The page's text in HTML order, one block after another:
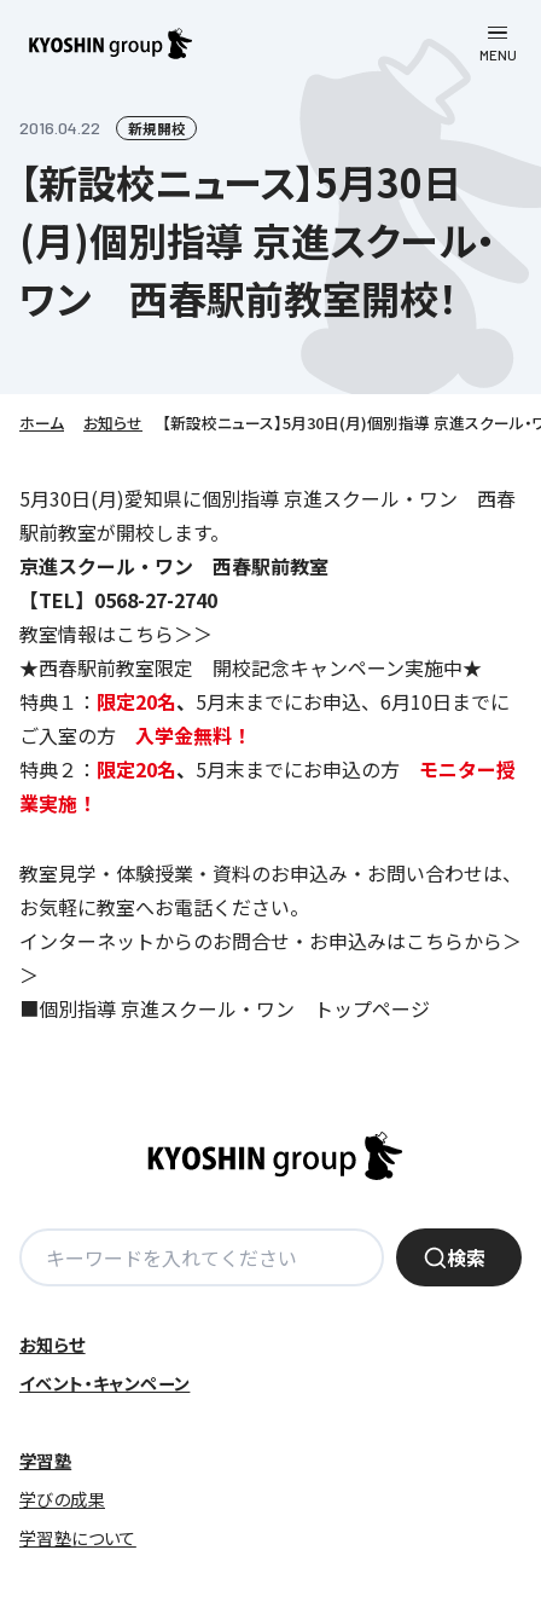
MENU
会社案内
会社案内
企業理念
Company’s Profile
沿革
社歌
本社所在地
京進グループが目指す姿
子会社および関係会社
フランチャイズ事業
事業一覧
学習塾
学習塾について
ライフキャリア
育児・暮らし
京進グループの事業所
京進グループについて
お客さま満足度向上の取り組み
人材育成の取り組み
CSRレポート
社会貢献活動
ミャンマーへの支援活動
オリジナルバッグプロジェクト
清華・京進発展フォーラム
立木奨学金
価値創造の取り組み
DX（デジタル変革）
Kyoshin Digital Academy
安全・安心にお通いいただくために
活動報告
お客様相談センター
メッセージアーカイブス
株主・投資家向け情報
株主・株式関連情報
株主・投資家の皆さまへ
ビジョン／経営方針
連結業績・財務
IRライブラリー
IRカレンダー
ディスクロージャーポリシー
免責事項
IRお問合せ
採用情報
採用情報
京進リクルートInstagram
新卒採用情報
新卒採用デジタルパンフレット
中途採用
講師（アルバイト）募集
保育事業 採用
介護事業 採用
お問い合わせ
利用規約
個人情報保護方針
特別警報発令時の授業について
Copyright © KYOSHIN Co., Ltd. All rights reserved.
2016.04.22 新規開校
【新設校ニュース】5月30日
(月)個別指導 京進スクール・
ワン 西春駅前教室開校！
ホーム お知らせ 【新設校ニュース】5月30日(月)個別指導 京進スクール
5月30日(月)愛知県に個別指導 京進スクール・ワン 西春
駅前教室が開校します。
京進スクール・ワン 西春駅前教室
【TEL】0568-27-2740
教室情報はこちら＞＞
★西春駅前教室限定 開校記念キャンペーン実施中★
特典１： 限定20名、 5月末までにお申込、6月10日までに
ご入室の方 入学金無料！
特典２： 限定20名、 5月末までにお申込の方 モニター授
業実施！
教室見学・体験授業・資料のお申込み・お問い合わせは、
お気軽に教室へお電話ください。
インターネットからのお問合せ・お申込みはこちらから＞
＞
■個別指導 京進スクール・ワン トップページ
検
索:
検索
お知らせ
イベント・キャンペーン
学習塾
学びの成果
学習塾について